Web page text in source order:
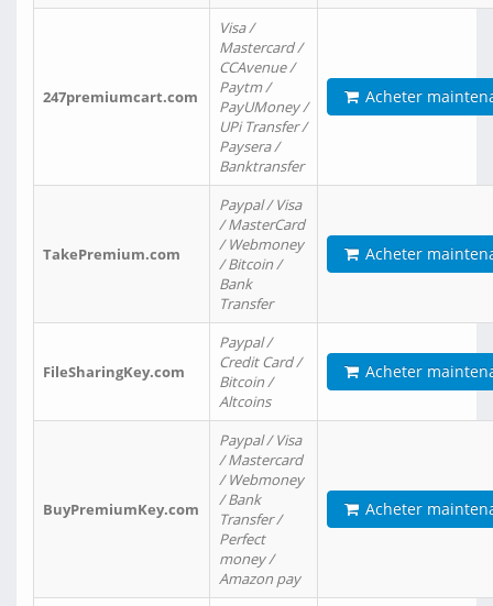
247premiumcart.com
Visa /
Mastercard /
CCAvenue /
Paytm /
PayUMoney /
UPi Transfer /
Paysera /
Banktransfer
Acheter
TakePremium.com
Paypal / Visa
/ MasterCard
/ Webmoney
/ Bitcoin /
Bank
Transfer
Acheter
FileSharingKey.com
Paypal /
Credit Card /
Bitcoin /
Altcoins
Acheter
BuyPremiumKey.com
Paypal / Visa
/ Mastercard
/ Webmoney
/ Bank
Transfer /
Perfect
money /
Amazon pay
Acheter